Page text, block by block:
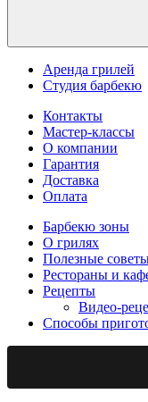
Аренда грилей
Студия барбекю
Контакты
Мастер-классы
О компании
Гарантия
Доставка
Оплата
Барбекю зоны
О грилях
Полезные
Рестораны и
Рецепты
Видео-
Способы